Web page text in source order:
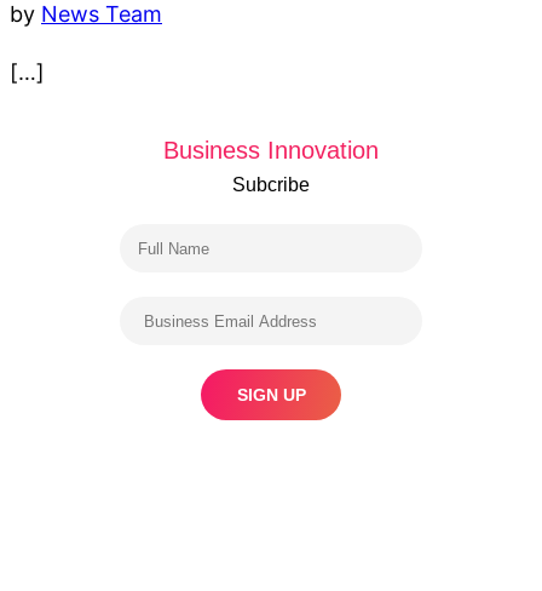
by News Team
[…]
Business Innovation
Subcribe